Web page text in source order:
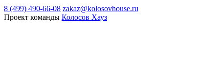
8 (499) 490-66-08 zakaz@kolosovhouse.ru
Проект команды Колосов Хауз